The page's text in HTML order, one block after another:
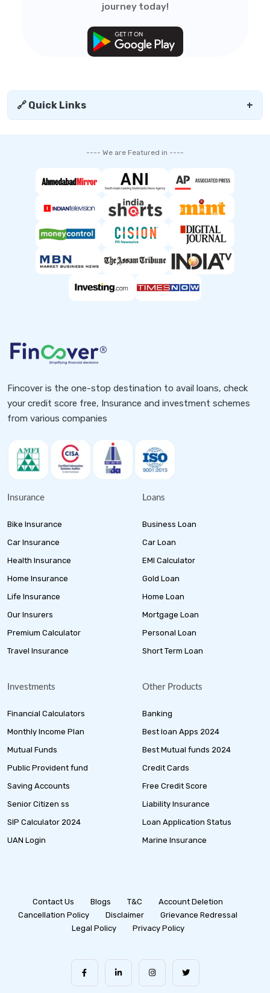
journey today!
🔗 Quick Links +
---- We are Featured in ----
Fincover is the one-stop destination to avail loans, check
your credit score free, Insurance and investment schemes
from various companies
Insurance
Bike Insurance
Car Insurance
Health Insurance
Home Insurance
Life Insurance
Our Insurers
Premium Calculator
Travel Insurance
Loans
Business Loan
Car Loan
EMI Calculator
Gold Loan
Home Loan
Mortgage Loan
Personal Loan
Short Term Loan
Investments
Financial Calculators
Monthly Income Plan
Mutual Funds
Public Provident fund
Saving Accounts
Senior Citizen ss
SIP Calculator 2024
UAN Login
Other Products
Banking
Best loan Apps 2024
Best Mutual funds 2024
Credit Cards
Free Credit Score
Liability Insurance
Loan Application Status
Marine Insurance
Contact Us Blogs T&C
Account Deletion
Cancellation Policy
Disclaimer
Grievance Redressal
Legal Policy
Privacy Policy